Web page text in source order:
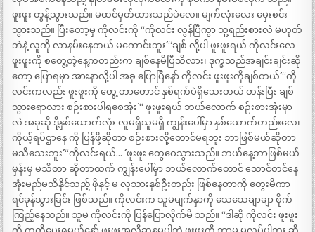
ဖူးဖူး တွန့်သွားသည်။ မထင်မှတ်ထားသည်ပဲလေ။ မျက်လုံးလေး မှေးစင်း
သွားသည်။ ပြီးတော့မှ ကိုလင်းကို “ကိုလင်း လွန်ပြီကွာ သူ့ရည်းစားလဲ မဟုတ်
ဘဲနဲ့ လူကို လာနမ်းနေတယ် မကောင်းဘူး´´ “ချစ် လို့ပါ ဖူးဖူးရယ် ကိုလင်းလေ
ဖူးဖူးကို စတွေ့တဲ့နေ့ကတည်းက ချစ်နေမိပြီသိလား၊ ဒုက္ခသည်အချင်းချင်းဆို
တော့ ပြောရမှာ အားနာလို့ပါ အခု ပြောပြီနော် ကိုလင်း ဖူးဖူးကိုချစ်တယ်´´ “ကို
လင်းကလည်း ဖူးဖူးကို တွေ့ တာတောင် နှစ်ရက်ပဲရှိသေးတယ် တန်းပြီး ချစ်
သွားရောလား စဉ်းစားပါရစေအုံး´´ “ ဖူးဖူးရယ် ဘယ်လောက် စဉ်းစားအုံးမှာ
လဲ အခုဆို ဒို့နှစ်ယောက်လုံး လူမရှိသူမရှိ ကျွန်းပေါ်မှာ နှစ်ယောက်တည်းလေ၊
ကိုယ့်ရပ်ဌာနေ ကို ပြန်ဖို့ဆိုတာ စဉ်းစားလို့တောင်မရဘူး ဘာဖြစ်မယ်ဆိုတာ
မသိသေးဘူး´´ “ကိုလင်းရယ်… ´´ ဖူးဖူး တွေဝေသွားသည်။ ဘယ်နေ့ဘာဖြစ်မယ်
မှန်းမှ မသိတာ ဆိုတာထက် ကျွန်းပေါ်မှာ ဘယ်လောက်တောင် သောင်တင်နေ
အုံးမည်မသိနိုင်သည့် ဖိုနှင့် မ လူသားနှစ်ဦးတည်း ဖြစ်နေတာကို တွေးမိကာ
ရင်ခုန်သွားခြင်း ဖြစ်သည်။ ကိုလင်းက သူမမျက်နှာကို သေသေချာချာ စိုက်
ကြည့်နေသည်။ သူမ ကိုလင်းကို ပြန်ပြောလိုက်မိ သည်။ “ဒါဆို ကိုလင်း ဖူးဖူး